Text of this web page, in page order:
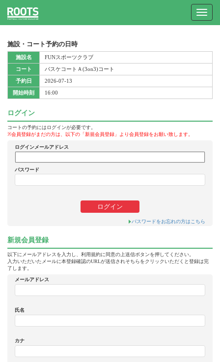
Toggle
施設・コート予約の日時
施設名
コート
予約日
開始時刻
FUNスポーツクラブ
バスケコートＡ(3on3)コート
2026-07-13
16:00
ログイン
コートの予約にはログインが必要です。
※会員登録がまだの方は、以下の「新規会員登録」より会員登録をお願い致します。
ログインメールアドレス
パスワード
パスワードをお忘れの方はこちら
新規会員登録
以下にメールアドレスを入力し、利用規約に同意の上送信ボタンを押してください。
入力いただいたメールに本登録確認のURLが送信されそちらをクリックいただくと登録は完
了します。
メールアドレス
氏名
カナ